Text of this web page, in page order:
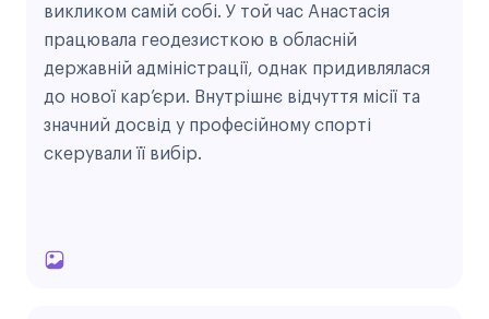
викликом самій собі. У той час Анастасія
працювала геодезисткою в обласній
державній адміністрації, однак придивлялася
до нової кар’єри. Внутрішнє відчуття місії та
значний досвід у професійному спорті
скерували її вибір.
Г